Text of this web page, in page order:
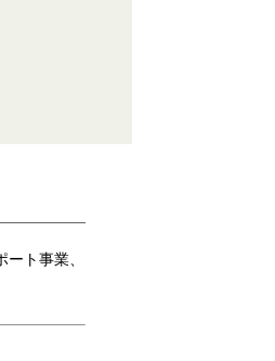
ト事業、